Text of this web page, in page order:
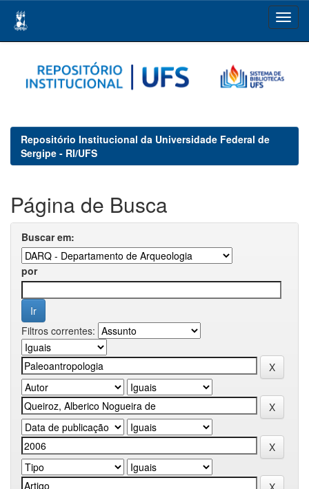
navigation
Repositório Institucional da Universidade Federal de
Sergipe - RI/UFS
Página de Busca
Buscar em:
por
Filtros correntes: